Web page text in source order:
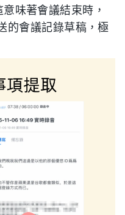
味著會議結束時，
的會議記錄草稿，極